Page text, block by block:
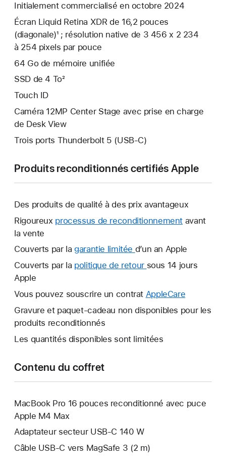
Initialement commercialisé en octobre 2024
Écran Liquid Retina XDR de 16,2 pouces
(diagonale)¹ ; résolution native de 3 456 x 2 234
à 254 pixels par pouce
64 Go de mémoire unifiée
SSD de 4 To²
Touch ID
Caméra 12MP Center Stage avec prise en charge
de Desk View
Trois ports Thunderbolt 5 (USB‑C)
Produits reconditionnés certifiés Apple
Des produits de qualité à des prix avantageux
Rigoureux processus de reconditionnement avant
la vente
Couverts par la garantie limitée Une
nouvelle
d’un an Apple
Couverts par la politique de retour Une
fenêtre
sous 14 jours
Apple
Vous pouvez souscrire un contrat AppleCare
nouvelle
Gravure et paquet-cadeau non disponibles pour les
produits reconditionnés
Les quantités disponibles sont limitées
Contenu du coffret
MacBook Pro 16 pouces reconditionné avec puce
Apple M4 Max
Adaptateur secteur USB-C 140 W
Câble USB-C vers MagSafe 3 (2 m)